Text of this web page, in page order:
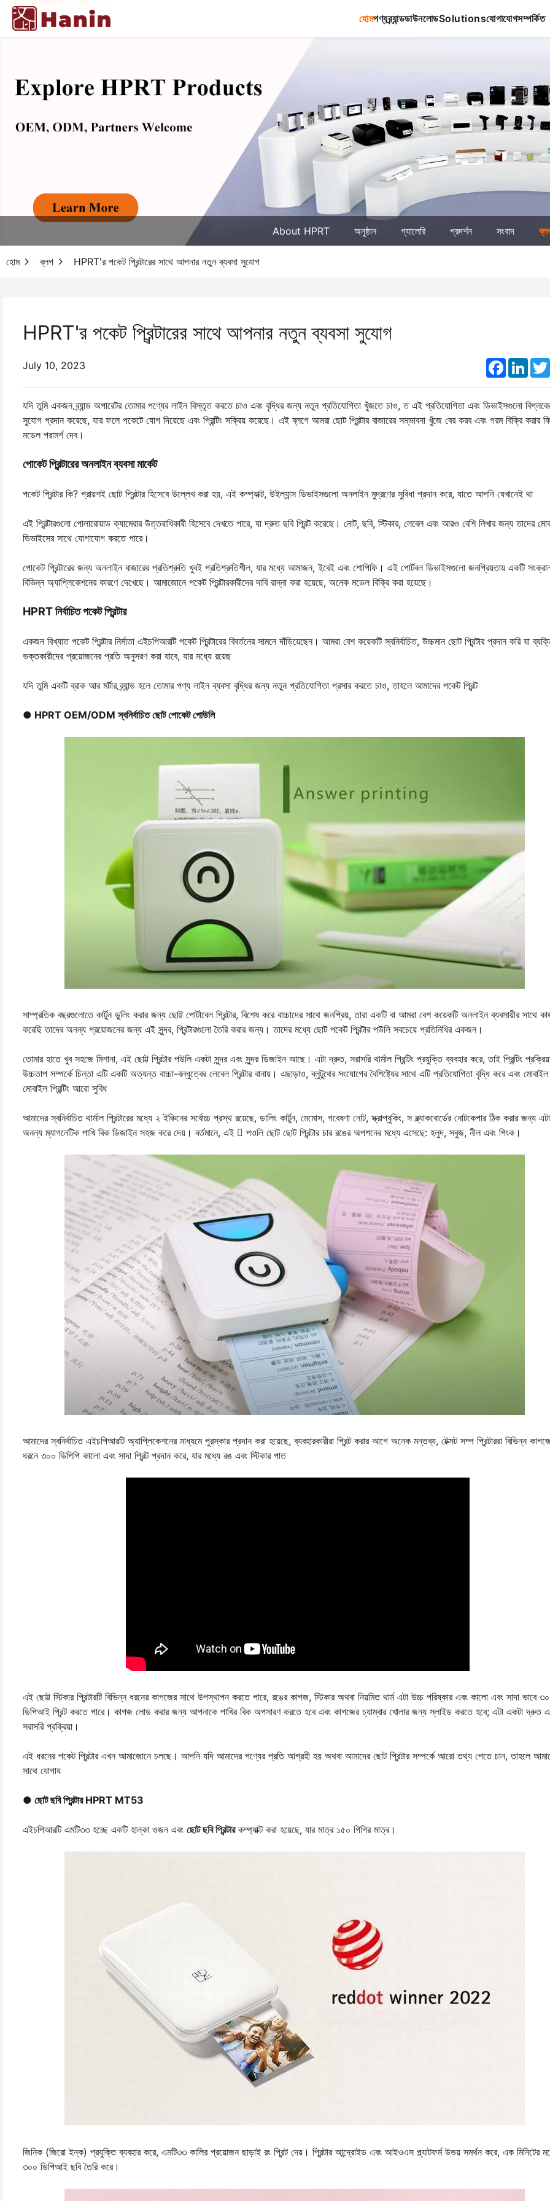
হোমপণ্যব্র্যান্ডডাউনলোডSolutionsযোগাযোগসম্পর্কিত
About HPRT অনুষ্ঠান গ্যালেরি প্রদর্শন সংবাদ
হোম ব্লগ HPRT'র পকেট প্রিন্টারের সাথে আপনার নতুন ব্যবসা সুযোগ
HPRT'র পকেট প্রিন্টারের সাথে আপনার নতুন ব্যবসা সুযোগ
July 10, 2023
যদি তুমি একজন ব্র্যান্ড অপারেটর তোমার পণ্যের লাইন বিস্তৃত করতে চাও এবং বৃদ্ধির জন্য নতুন প্রতিযোগিতা খুঁজতে চাও, ত এই প্রতিযোগিতা এবং ডিভাইসগুলো
সুযোগ প্রদান করেছে, যার ফলে পকেটে যোগ দিয়েছে এবং প্রিন্টিং সক্রিয় করেছে। এই ব্লগে আমরা ছোট প্রিন্টার বাজারের সম্ভাবনা খুঁজে বের করব এবং গরম বিক্রি করার
মডেল পরামর্শ দেব।
পোকেট প্রিন্টারের অনলাইন ব্যবসা মার্কেট
পকেট প্রিন্টার কি? প্রায়শই ছোট প্রিন্টার হিসেবে উল্লেখ করা হয়, এই কম্প্যাক্ট, উইল্যান্স ডিভাইসগুলো অনলাইন মুদ্রণের সুবিধা প্রদান করে, যাতে আপনি যেখানেই থা
এই প্রিন্টারগুলো পোলারোয়াড ক্যামেরার উত্তরাধিকারী হিসেবে দেখতে পারে, যা দ্রুত ছবি প্রিন্ট করেছে। নোট, ছবি, স্টিকার, লেবেল এবং আরও বেশি লিখার জন্য তাদের
ডিভাইসের সাথে যোগাযোগ করতে পারে।
পোকেট প্রিন্টারের জন্য অনলাইন বাজারের প্রতিশ্রুতি খুবই প্রতিশ্রুতিশীল, যার মধ্যে আমাজন, ইবেই এবং শোপিফি। এই পোর্টবল ডিভাইসগুলো জনপ্রিয়তায় একটি
বিভিন্ন অ্যাপ্লিকেশনের কারণে দেখেছে। আমাজোনে পকেট প্রিন্টারকারীদের দাবি রান্না করা হয়েছে, অনেক মডেল বিক্রি করা হয়েছে।
HPRT নির্বাচিত পকেট প্রিন্টার
একজন বিখ্যাত পকেট প্রিন্টার নির্মাতা এইচপিআরটি পকেট প্রিন্টারের বিবর্তনের সামনে দাঁড়িয়েছেন। আমরা বেশ কয়েকটি স্বনির্বাচিত, উচ্চমান ছোট প্রিন্টার প্রদান করি যা
ভক্তকারীদের প্রয়োজনের প্রতি অনুসরণ করা যাবে, যার মধ্যে রয়েছ
যদি তুমি একটি ব্রাক আর মর্টার ব্র্যান্ড হলে তোমার পণ্য লাইন ব্যবসা বৃদ্ধির জন্য নতুন প্রতিযোগিতা প্রসার করতে চাও, তাহলে আমাদের পকেট প্রিন্ট
● HPRT OEM/ODM স্বনির্বাচিত ছোট পোকেট পোউলি
সাম্প্রতিক বছরগুলোতে কার্টুন ডুলিং করার জন্য ছোট্ট পোর্টাবেল প্রিন্টার, বিশেষ করে বাচ্চাদের সাথে জনপ্রিয়, তারা একটি বা আমরা বেশ কয়েকটি অনলাইন ব্যবসায়ীর সাথে
করেছি তাদের অনন্য প্রয়োজনের জন্য এই সুন্দর, প্রিন্টারগুলো তৈরি করার জন্য। তাদের মধ্যে ছোট পকেট প্রিন্টার পউলি সবচেয়ে প্রতিনিধির একজন।
তোমার হাতে খুব সহজে মিশানা, এই ছোট্ট প্রিন্টার পউলি একটা সুন্দর এবং সুন্দর ডিজাইন আছে। এটা দ্রুত, সরাসরি থার্মাল প্রিন্টিং প্রযুক্তি ব্যবহার করে, তাই প্রিন্টিং
উচ্চতাপ সম্পর্কে চিন্তা এটি একটি অত্যন্ত বাচ্চা-বন্ধুত্বের লেবেল প্রিন্টার বানায়। এছাড়াও, ব্লুটুথের সংযোগের বৈশিষ্ট্যের সাথে এটি প্রতিযোগিতা বৃদ্ধি করে এবং মোবাইল
মোবাইল প্রিন্টিং আরো সুবিধ
আমাদের স্বনির্বাচিত থার্মাল প্রিন্টারের মধ্যে ২ ইঞ্চিনের সর্বোচ্চ প্রস্থ রয়েছে, ডালিং কার্টুন, মেমোস, গবেষণা নোট, স্ক্রাপ্বুকিং, স ব্ল্যাকবোর্ডের নোটকেপার ঠিক করার জন্য
অনন্য ম্যাগনেটিক পাখি বিক ডিজাইন সহজ করে দেয়। বর্তমানে, এই  পওলি ছোট ছোট প্রিন্টার চার রঙের অপশনের মধ্যে এসেছে: হলুদ, সবুজ, নীল এবং পিংক।
আমাদের স্বনির্বাচিত এইচপিআরটি অ্যাপ্লিকেশনের মাধ্যমে পুরস্কার প্রদান করা হয়েছে, ব্যবহারকারীরা প্রিন্ট করার আগে অনেক মন্তব্য, টেক্সট সম্প প্রিন্টাররা বিভিন্ন
ধরনে ৩০০ ডিপিপি কালো এবং সাদা প্রিন্ট প্রদান করে, যার মধ্যে রঙ এবং স্টিকার পাত
এই ছোট্ট স্টিকার প্রিন্টারটি বিভিন্ন ধরনের কাগজের সাথে উপস্থাপন করতে পারে, রঙের কাগজ, স্টিকার অথবা নিয়মিত থার্ম এটা উচ্চ পরিষ্কার এবং কালো এবং সাদা ভাবে
ডিপিআই প্রিন্ট করতে পারে। কাগজ লোড করার জন্য আপনাকে পাখির বিক অপসারণ করতে হবে এবং কাগজের চ্যাম্বার খোলার জন্য স্লাইড করতে হবে; এটা একটা দ্রুত
সরাসরি প্রক্রিয়া।
এই ধরনের পকেট প্রিন্টার এখন আমাজোনে চলছে। আপনি যদি আমাদের পণ্যের প্রতি আগ্রহী হয় অথবা আমাদের ছোট প্রিন্টার সম্পর্কে আরো তথ্য পেতে চান, তাহলে
সাথে যোগায
● ছোট ছবি প্রিন্টার HPRT MT53
এইচপিআরটি এমটি৩৩ হচ্ছে একটি হাল্কা ওজন এবং ছোট ছবি প্রিন্টারকম্প্যাক্ট করা হয়েছে, যার মাত্র ১৫০ গিগির মাত্র।
জিনিক (জিরো ইন্ক) প্রযুক্তি ব্যবহার করে, এমটি৩৩ কালির প্রয়োজন ছাড়াই রং প্রিন্ট দেয়। প্রিন্টার আন্দ্রোইড এবং আইওএস প্ল্যাটফর্ম উভয় সমর্থন করে, এক মিনিটের
৩০০ ডিপিআই ছবি তৈরি করে।